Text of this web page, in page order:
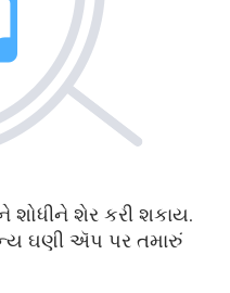
શોધીને શેર કરી શકાય.
ઘણી ઍપ પર તમારું